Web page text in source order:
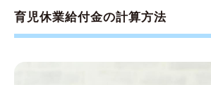
育児休業給付金の計算方法